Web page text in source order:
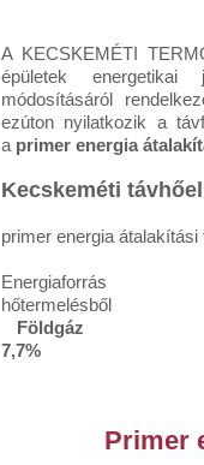
A KECSKEMÉTI
épületek energetikai
módosításáról
ezúton nyilatkozik a
a primer energia
Kecskeméti
primer energia
Energiaforrás
hőtermelésből
7,7%
Primer